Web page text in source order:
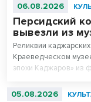
06.08.2026
Персидский
вывезли из
Реликвии
Краеведческом
эпохи Каджаров» из
сотканный для
05.08.2026